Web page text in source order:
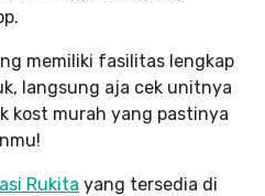
memiliki fasilitas lengkap
langsung aja cek unitnya
kost murah yang pastinya
Rukita yang tersedia di